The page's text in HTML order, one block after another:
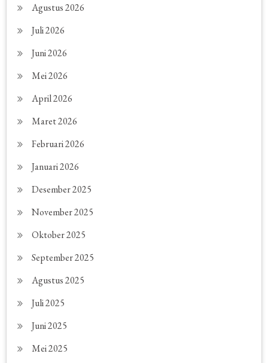
Agustus 2026
Juli 2026
Juni 2026
Mei 2026
April 2026
Maret 2026
Februari 2026
Januari 2026
Desember 2025
November 2025
Oktober 2025
September 2025
Agustus 2025
Juli 2025
Juni 2025
Mei 2025